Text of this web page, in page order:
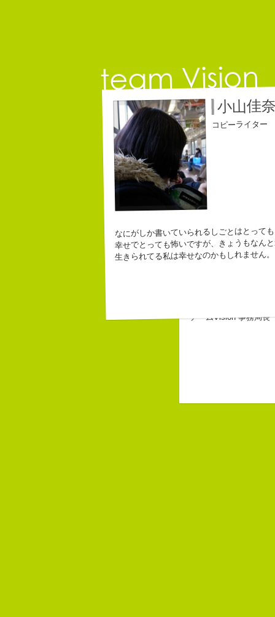
チームVision 事務局長
小山佳
コピーライター
なにがしか書いていられるしごとはとっても
幸せでとっても怖いですが、きょうもなん
生きられてる私は幸せなのかもしれません。